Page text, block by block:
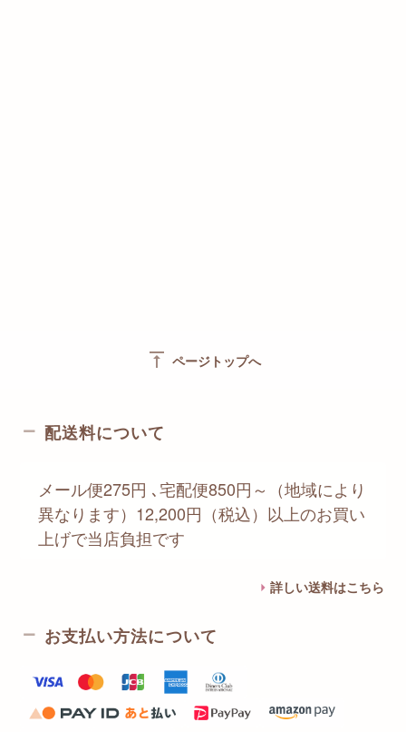
vertical_align_top ページトップへ
配送料について
メール便275円 ､宅配便850円～（地域により
異なります）12,200円（税込）以上のお買い
上げで当店負担です
詳しい送料はこちら
お支払い方法について